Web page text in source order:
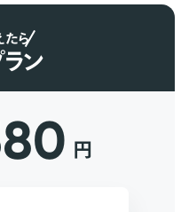
たら
ン
円